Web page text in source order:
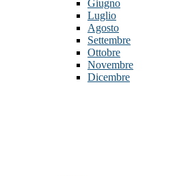
Giugno
Luglio
Agosto
Settembre
Ottobre
Novembre
Dicembre